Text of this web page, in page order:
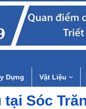
Dựng Vật Liệu
Sóc